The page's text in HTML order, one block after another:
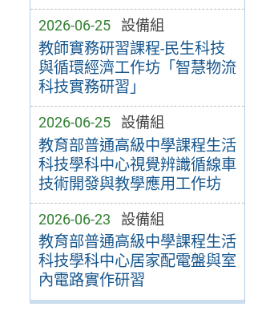
2026-06-25 設備組
教師實務研習課程-民生科技
與循環經濟工作坊「智慧物流
科技實務研習」
2026-06-25 設備組
教育部普通高級中學課程生活
科技學科中心視覺辨識循線車
技術開發與教學應用工作坊
2026-06-23 設備組
教育部普通高級中學課程生活
科技學科中心居家配電盤與室
內電路實作研習